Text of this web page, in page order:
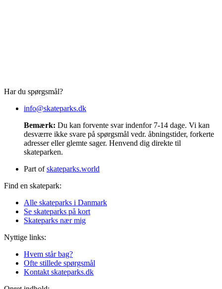
Har du spørgsmål?
info@skateparks.dk
Bemærk: Du kan forvente svar indenfor 7-14 dage. Vi kan
desværre ikke svare på spørgsmål vedr. åbningstider, forkerte
adresser eller glemte sager. Henvend dig direkte til
skateparken.
Part ofskateparks.world
Find en skatepark:
Alle skateparks i Danmark
Se skateparks på kort
Skateparks nær mig
Nyttige links:
Hvem står bag?
Ofte stillede spørgsmål
Kontakt skateparks.dk